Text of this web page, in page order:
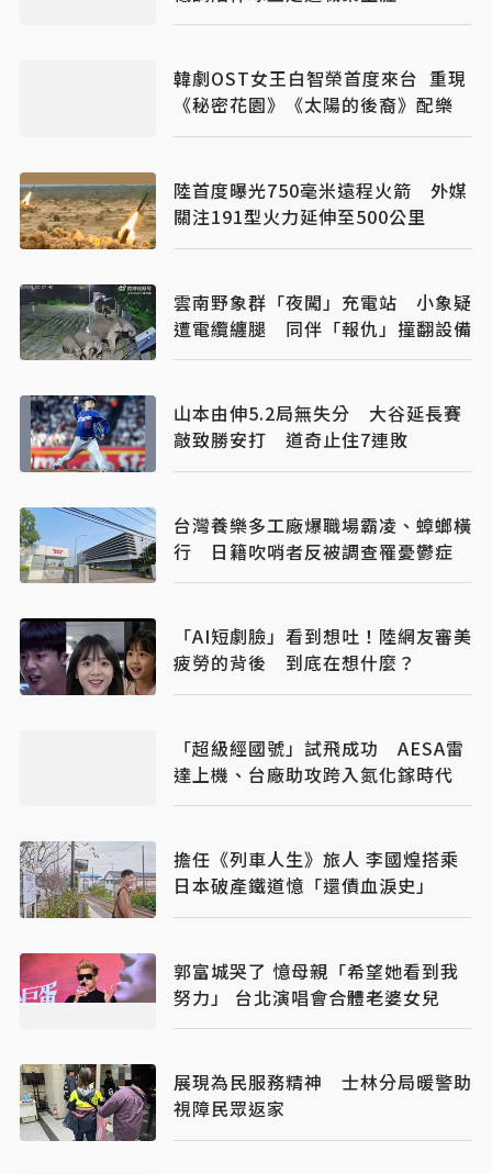
韓劇OST女王白智榮首度來台 重現
《秘密花園》《太陽的後裔》配樂
陸首度曝光750毫米遠程火箭 外媒
關注191型火力延伸至500公里
雲南野象群「夜闖」充電站 小象疑
遭電纜纏腿 同伴「報仇」撞翻設備
山本由伸5.2局無失分 大谷延長賽
敲致勝安打 道奇止住7連敗
台灣養樂多工廠爆職場霸凌、蟑螂橫
行 日籍吹哨者反被調查罹憂鬱症
「AI短劇臉」看到想吐！陸網友審美
疲勞的背後 到底在想什麼？
「超級經國號」試飛成功 AESA雷
達上機、台廠助攻跨入氮化鎵時代
擔任《列車人生》旅人 李國煌搭乘
日本破產鐵道憶「還債血淚史」
郭富城哭了 憶母親「希望她看到我
努力」 台北演唱會合體老婆女兒
展現為民服務精神 士林分局暖警助
視障民眾返家